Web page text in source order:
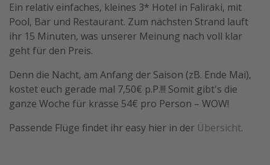
Bahnreisen in der Schweiz
Reisepassfreie Reiseziele
Travel Know How
Silvesterreisen
Last Minute Urlaub Mallorca
Ein relativ einfaches, kleines 3* Hotel in Faliraki, mit
Pool, Bar und Restaurant. Zum nächsten Strand lauft
ihr 15 Minuten, was unserer Meinung nach voll klar
geht für den Preis.
Denn die Nacht, am Anfang der Saison (zB. Ende Mai),
kostet euch gerade mal 7,50€ p.P.!!! Somit gibt's die
ganze Woche für krasse 54€ pro Person – WOW!
Passende Flüge findet ihr easy hier in der Übersicht.